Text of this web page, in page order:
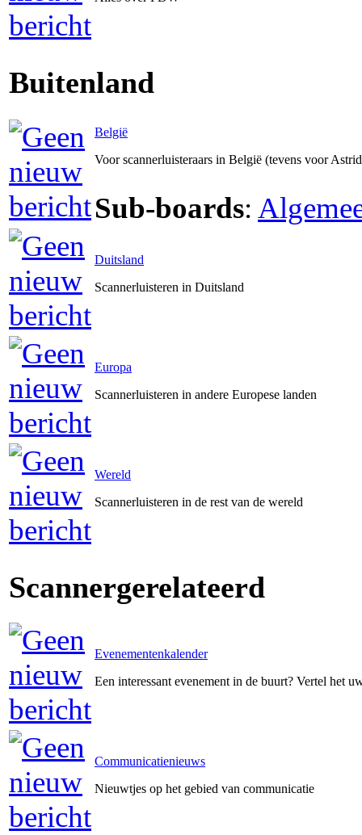
Buitenland
België
Voor scannerluisteraars in België (tevens voor
Sub-boards:
Duitsland
Scannerluisteren in Duitsland
Europa
Scannerluisteren in andere Europese landen
Wereld
Scannerluisteren in de rest van de wereld
Scannergerelateerd
Evenementenkalender
Een interessant evenement in de buurt? Vertel het
Communicatienieuws
Nieuwtjes op het gebied van communicatie